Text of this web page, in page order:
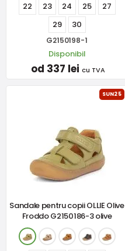
22 23 24 25
27
29
30
G2150198-1
Disponibil
od 337 lei cu TVA
SUN25
Sandale pentru copii OLLIE Olive
Froddo G2150186-3 olive